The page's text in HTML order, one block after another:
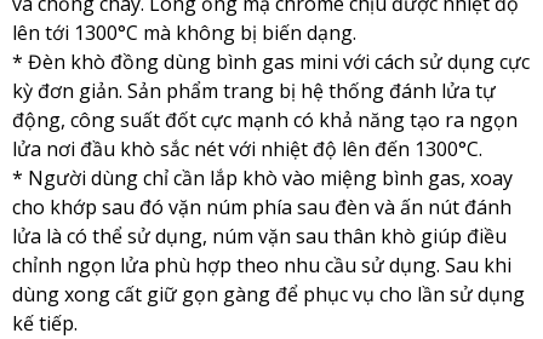
lên tới 1300°C mà không bị biến dạng.
* Đèn khò đồng dùng bình gas mini với cách sử dụng cực
kỳ đơn giản. Sản phẩm trang bị hệ thống đánh lửa tự
động, công suất đốt cực mạnh có khả năng tạo ra ngọn
lửa nơi đầu khò sắc nét với nhiệt độ lên đến 1300°C.
* Người dùng chỉ cần lắp khò vào miệng bình gas, xoay
cho khớp sau đó vặn núm phía sau đèn và ấn nút đánh
lửa là có thể sử dụng, núm vặn sau thân khò giúp điều
chỉnh ngọn lửa phù hợp theo nhu cầu sử dụng. Sau khi
dùng xong cất giữ gọn gàng để phục vụ cho lần sử dụng
kế tiếp.